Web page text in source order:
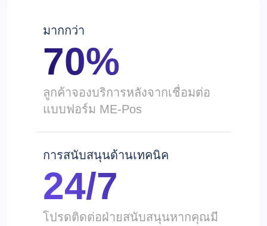
มากกว่า
70%
ลูกค้าจองบริการหลังจากเชื่อมต่อ
แบบฟอร์ม ME-Pos
การสนับสนุนด้านเทคนิค
24/7
โปรดติดต่อฝ่ายสนับสนุนหากคุณมี